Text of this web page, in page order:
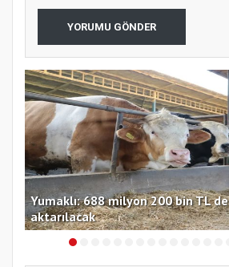
YORUMU GÖNDER
Yumaklı: 688 milyon 200 bin TL
aktarılacak